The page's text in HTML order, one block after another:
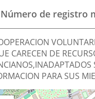
Número de registro
CARECEN DE
PARA SUS